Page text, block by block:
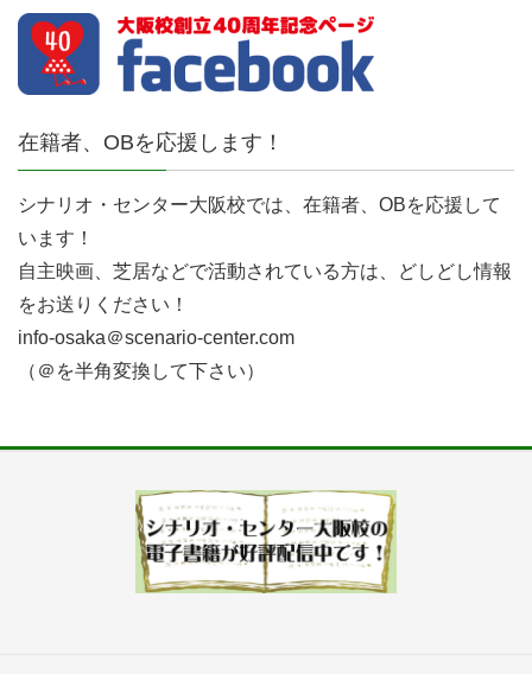
在籍者、OBを応援します！
シナリオ・センター大阪校では、在籍者、OBを応援して
います！
自主映画、芝居などで活動されている方は、どしどし情報
をお送りください！
info-osaka＠scenario-center.com
（＠を半角変換して下さい）